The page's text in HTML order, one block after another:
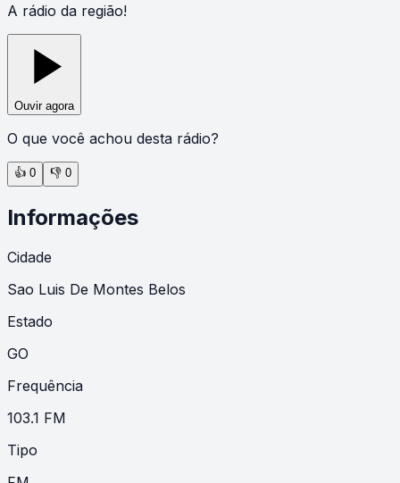
A rádio da região!
Ouvir agora
O que você achou desta rádio?
👍 0 👎 0
Informações
Cidade
Sao Luis De Montes Belos
Estado
GO
Frequência
103.1 FM
Tipo